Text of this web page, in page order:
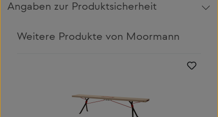
Angaben zur Produktsicherheit
Weitere Produkte von Moormann